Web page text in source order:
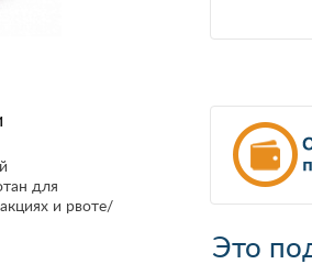
для
и рвоте/
Это